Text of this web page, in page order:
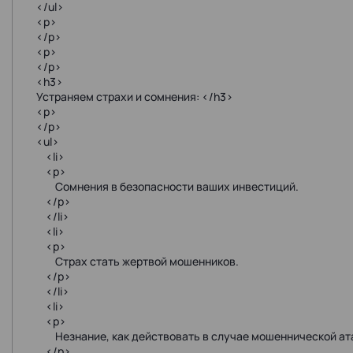
</ul>
<p>
</p>
<p>
</p>
<h3>
Устраняем страхи и сомнения: </h3>
<p>
</p>
<ul>
<li>
<p>
Сомнения в безопасности ваших инвестиций.
</p>
</li>
<li>
<p>
Страх стать жертвой мошенников.
</p>
</li>
<li>
<p>
Незнание, как действовать в случае мошеннической